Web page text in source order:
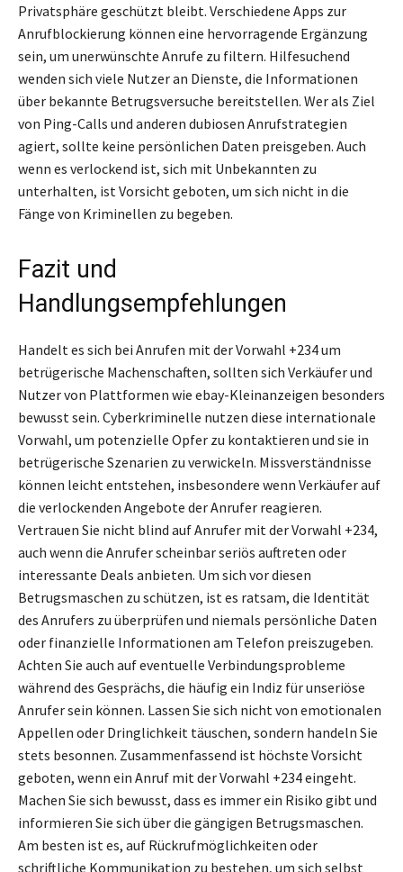
Privatsphäre geschützt bleibt. Verschiedene Apps zur
Anrufblockierung können eine hervorragende Ergänzung
sein, um unerwünschte Anrufe zu filtern. Hilfesuchend
wenden sich viele Nutzer an Dienste, die Informationen
über bekannte Betrugsversuche bereitstellen. Wer als Ziel
von Ping-Calls und anderen dubiosen Anrufstrategien
agiert, sollte keine persönlichen Daten preisgeben. Auch
wenn es verlockend ist, sich mit Unbekannten zu
unterhalten, ist Vorsicht geboten, um sich nicht in die
Fänge von Kriminellen zu begeben.
Fazit und
Handlungsempfehlungen
Handelt es sich bei Anrufen mit der Vorwahl +234 um
betrügerische Machenschaften, sollten sich Verkäufer und
Nutzer von Plattformen wie ebay-Kleinanzeigen besonders
bewusst sein. Cyberkriminelle nutzen diese internationale
Vorwahl, um potenzielle Opfer zu kontaktieren und sie in
betrügerische Szenarien zu verwickeln. Missverständnisse
können leicht entstehen, insbesondere wenn Verkäufer auf
die verlockenden Angebote der Anrufer reagieren.
Vertrauen Sie nicht blind auf Anrufer mit der Vorwahl +234,
auch wenn die Anrufer scheinbar seriös auftreten oder
interessante Deals anbieten. Um sich vor diesen
Betrugsmaschen zu schützen, ist es ratsam, die Identität
des Anrufers zu überprüfen und niemals persönliche Daten
oder finanzielle Informationen am Telefon preiszugeben.
Achten Sie auch auf eventuelle Verbindungsprobleme
während des Gesprächs, die häufig ein Indiz für unseriöse
Anrufer sein können. Lassen Sie sich nicht von emotionalen
Appellen oder Dringlichkeit täuschen, sondern handeln Sie
stets besonnen. Zusammenfassend ist höchste Vorsicht
geboten, wenn ein Anruf mit der Vorwahl +234 eingeht.
Machen Sie sich bewusst, dass es immer ein Risiko gibt und
informieren Sie sich über die gängigen Betrugsmaschen.
Am besten ist es, auf Rückrufmöglichkeiten oder
schriftliche Kommunikation zu bestehen, um sich selbst